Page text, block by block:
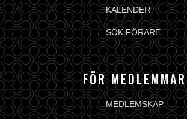
KALENDER
SÖK FÖRARE
FÖR MEDLEMMAR
MEDLEMSKAP